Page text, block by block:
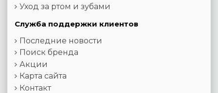
Уход за ртом и зубами
Служба поддержки клиентов
Последние новости
Поиск бренда
Акции
Карта сайта
Контакт